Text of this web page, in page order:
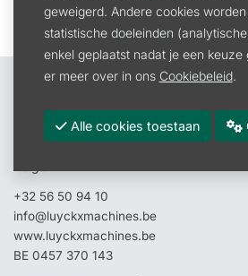
Contacteer ons
Luyckx Machines BV
Roeselarestraat 4A
+32 56 50 94 10
info@luyckxmachines.be
www.luyckxmachines.be
BE 0457 370 143
geweigerd. Andere cookies
statistische doeleinden
enkel geplaatst nadat je een keuze
er meer over in ons Cookiebeleid.
Alle cookies toestaan